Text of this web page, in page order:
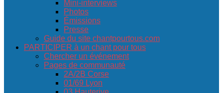
Mini-interviews
Photos
Émissions
Presse
Guide du site chantpourtous.com
PARTICIPER à un chant pour tous
Chercher un événement
Pages de communauté
2A/2B Corse
01/69 Lyon